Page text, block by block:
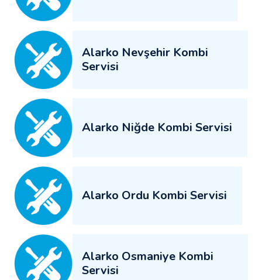
Alarko Nevşehir Kombi
Servisi
Alarko Niğde Kombi Servisi
Alarko Ordu Kombi Servisi
Alarko Osmaniye Kombi
Servisi